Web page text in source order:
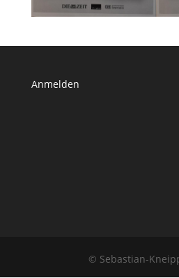
Anmelden
© Sebastian-